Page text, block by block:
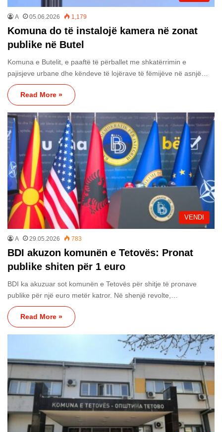
A 05.06.2026 1,179
Komuna do të instalojë kamera në zonat
publike në Butel
Komuna e Butelit, e paaftë të përballet me shkatërrimin e
pajisjeve urbane dhe këndeve të lojërave të fëmijëve në asnjë…
Read More »
VENDI
A 29.05.2026 783
BDI akuzon komunën e Tetovës: Pronat
publike shiten për 1 euro
BDI ka akuzuar sot komunën e Tetovës për shitje të pronave
publike për një euro metër katror. Në shenjë revolte,…
Read More »